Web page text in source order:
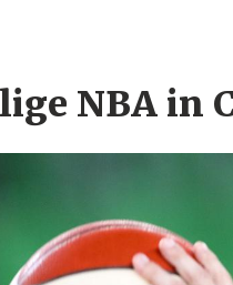
NBA in